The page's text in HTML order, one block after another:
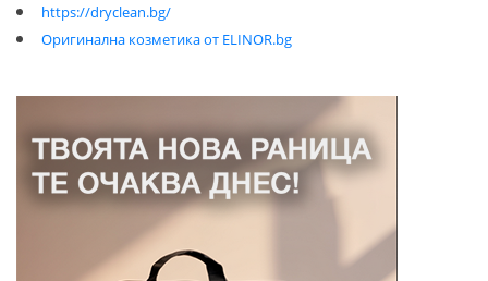
https://dryclean.bg/
Оригинална козметика от ELINOR.bg